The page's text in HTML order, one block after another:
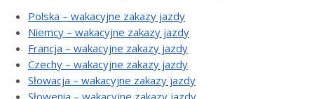
Polska – wakacyjne zakazy jazdy
Niemcy – wakacyjne zakazy jazdy
Francja – wakacyjne zakazy jazdy
Czechy – wakacyjne zakazy jazdy
Słowacja – wakacyjne zakazy jazdy
Słowenia – wakacyjne zakazy jazdy